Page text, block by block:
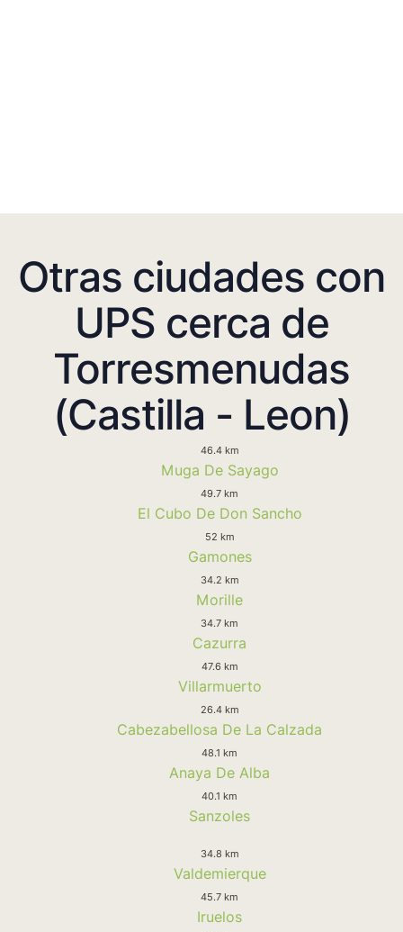
Otras ciudades con
UPS cerca de
Torresmenudas
(Castilla - Leon)
46.4 km
Muga De Sayago
49.7 km
El Cubo De Don Sancho
52 km
Gamones
34.2 km
Morille
34.7 km
Cazurra
47.6 km
Villarmuerto
26.4 km
Cabezabellosa De La Calzada
48.1 km
Anaya De Alba
40.1 km
Sanzoles
34.8 km
Valdemierque
45.7 km
Iruelos